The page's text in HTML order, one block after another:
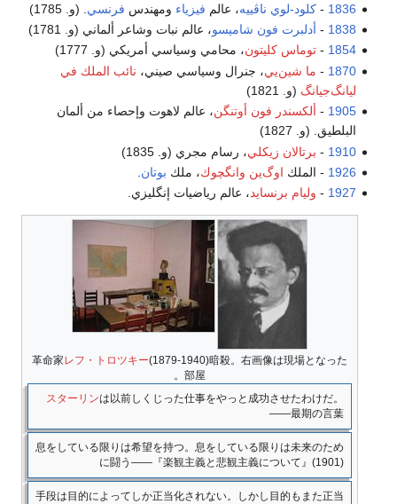
1836
-كلود-لوي ناڤييه، عالم فيزياء ومهندس فرنسي . (و. 1785)
1838
- أدلبرت فون شاميسو، عالم نبات وشاعر ألماني (و. 1781)
1854
-توماس كليتون، محامي وسياسي أمريكي (و. 1777)
1870
- ما شين‌يي، جنرال وسياسي صيني، نائب الملك في
ليانگ‌جيانگ (و. 1821)
1905
- ألكسندر فون أوتنگن، عالم لاهوت وإحصاء من ألمان
البلطيق. (و. 1827)
1910
- برتالان زيكلي، رسام مجري (و. 1835)
1926 - الملك اوگ‌ين وانگچوك، ملك بوتان
1927
- وليام برنسايد، عالم رياضيات إنگليزي.
革命家レフ・トロツキー(1879-1940)暗殺。右画像は現場となった
部屋。
スターリンは以前しくじった仕事をやっと成功させたわけだ。
――最期の言葉
息をしている限りは希望を持つ。息をしている限りは未来のため
に闘う――『楽観主義と悲観主義について』(1901)
手段は目的によってしか正当化されない。しかし目的もまた正当